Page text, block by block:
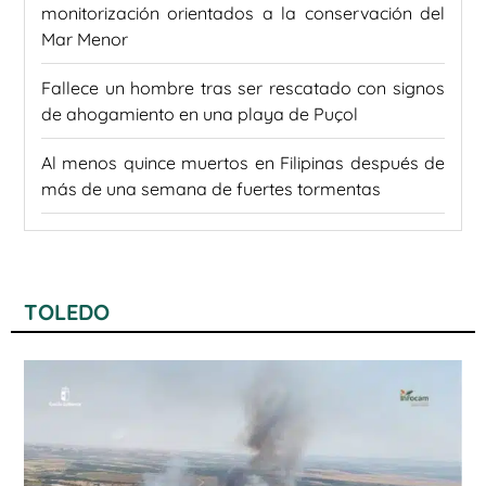
monitorización orientados a la conservación del
Mar Menor
Fallece un hombre tras ser rescatado con signos
de ahogamiento en una playa de Puçol
Al menos quince muertos en Filipinas después de
más de una semana de fuertes tormentas
TOLEDO